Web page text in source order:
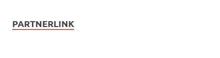
PARTNERLINK